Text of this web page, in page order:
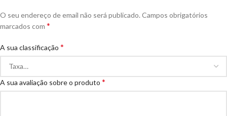
O seu endereço de email não será publicado. Campos obrigatórios
marcados com *
A sua classificação *
A sua avaliação sobre o produto *